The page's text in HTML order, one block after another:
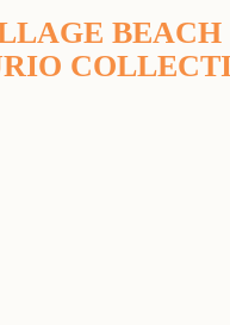
BEACH